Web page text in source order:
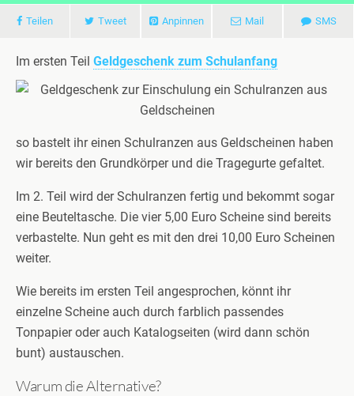
Teilen Tweet Anpinnen Mail SMS
Im ersten Teil Geldgeschenk zum Schulanfang
so bastelt ihr einen Schulranzen aus Geldscheinen haben
wir bereits den Grundkörper und die Tragegurte gefaltet.
Im 2. Teil wird der Schulranzen fertig und bekommt sogar
eine Beuteltasche. Die vier 5,00 Euro Scheine sind bereits
verbastelte. Nun geht es mit den drei 10,00 Euro Scheinen
weiter.
Wie bereits im ersten Teil angesprochen, könnt ihr
einzelne Scheine auch durch farblich passendes
Tonpapier oder auch Katalogseiten (wird dann schön
bunt) austauschen.
Warum die Alternative?